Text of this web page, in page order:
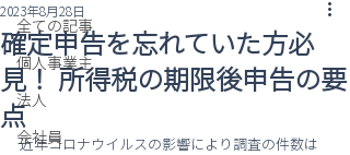
全ての記事
個人事業主
法人
会社員
確定申告を忘れていた方必
見！ 所得税の期限後申告の要
点
2023年8月28日
近年コロナウイルスの影響により調査の件数は